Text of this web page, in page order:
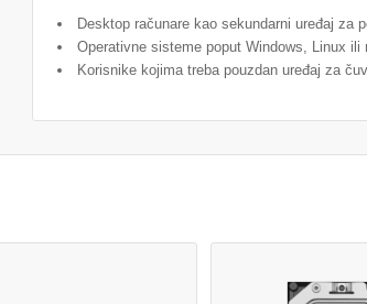
Desktop računare kao sekundarni uređaj za
Operativne sisteme poput Windows, Linux ili
Korisnike kojima treba pouzdan uređaj za